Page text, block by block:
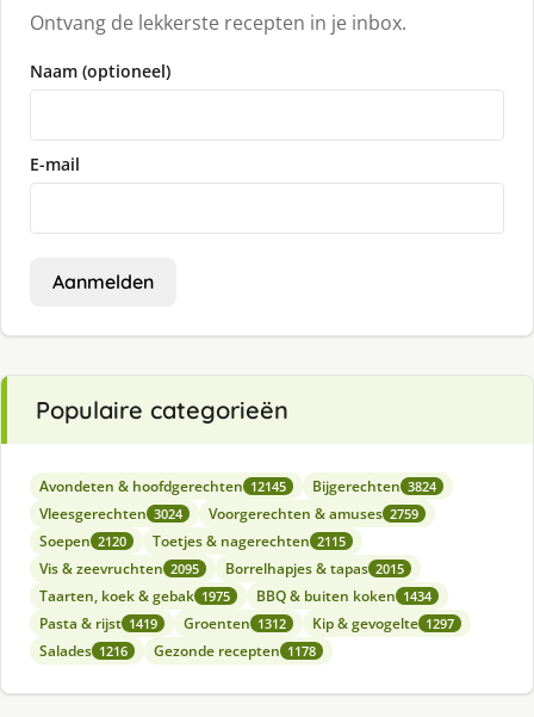
Ontvang de lekkerste recepten in je inbox.
Naam (optioneel)
E-mail
Aanmelden
Populaire categorieën
Avondeten & hoofdgerechten 12145 Bijgerechten 3824
Vleesgerechten 3024 Voorgerechten & amuses 2759
Soepen 2120 Toetjes & nagerechten 2115
Vis & zeevruchten 2095 Borrelhapjes & tapas 2015
Taarten, koek & gebak 1975 BBQ & buiten koken 1434
Pasta & rijst 1419 Groenten 1312 Kip & gevogelte 1297
Salades 1216 Gezonde recepten 1178